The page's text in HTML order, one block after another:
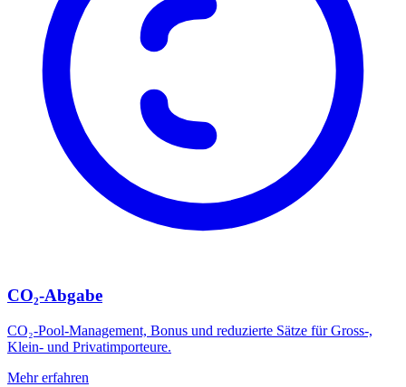
CO₂-Abgabe
CO₂-Pool-Management, Bonus und reduzierte Sätze für Gross-,
Klein- und Privatimporteure.
Mehr erfahren